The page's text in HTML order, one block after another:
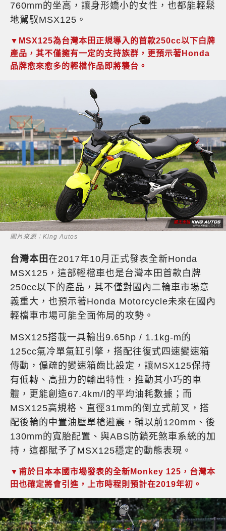
760mm的坐高，讓身形嬌小的女性，也都能輕鬆
地駕馭MSX125。
▼MSX125為台灣本田正規導入的首款250cc以下白牌
產品，其不僅擁有一定的支持族群，更預示著Honda
品牌愈來愈多的輕檔作品即將襲台。
圖片來源：King Autos
台灣本田 在2017年10月正式發表全新Honda
MSX125，這部輕檔車也是台灣本田首款白牌
250cc以下的產品，其不僅對國內二輪車市場意
義重大，也預示著Honda Motorcycle未來在國內
輕檔車市場可能全面佈局的攻勢。
MSX125搭載一具輸出9.65hp / 1.1kg-m的
125cc氣冷單氣缸引擎，搭配往復式四速變速箱
傳動，偏疏的變速箱齒比設定，讓MSX125保持
有低轉、高扭力的輸出特性，推動其小巧的車
體，更能創造67.4km/l的平均油耗數據；而
MSX125高規格、直徑31mm的倒立式前叉，搭
配後輪的中置油壓單槍避震，輔以前120mm、後
130mm的寬胎配置、與ABS防鎖死煞車系統的加
持，這都賦予了MSX125穩定的動態表現。
▼甫於日本本國市場發表的全新Monkey 125，台灣本
田也確定將會引進，上市時程則預計在2019年初。